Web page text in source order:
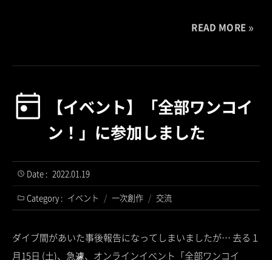
READ MORE
【イベント】「全部ワンコイ
ン！」に参加しました
Date : 2022.01.19
Category : イベント / 一次創作 / 交流
ダイブ間があいた事後報告になってしまいましたが… 去る１
月15日 (土)、急遽、オンラインイベント「全部ワンコイ